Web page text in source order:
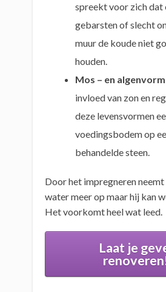
spreekt voor zich dat
gebarsten of slecht
muur de koude niet
houden.
Mos – en
invloed van zon en
deze levensvormen
voedingsbodem op
behandelde steen.
Door het impregneren neemt
water meer op maar hij kan
Het voorkomt heel wat leed.
Laat je